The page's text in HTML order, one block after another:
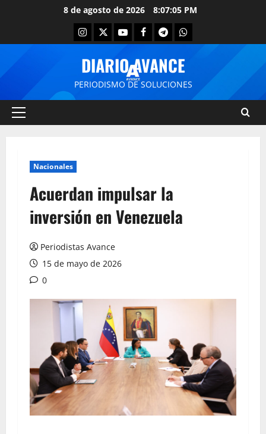
8 de agosto de 2026 8:07:05 PM
DIARIO AVANCE
PERIODISMO DE SOLUCIONES
Nacionales
Acuerdan impulsar la
inversión en Venezuela
Periodistas Avance
15 de mayo de 2026
0